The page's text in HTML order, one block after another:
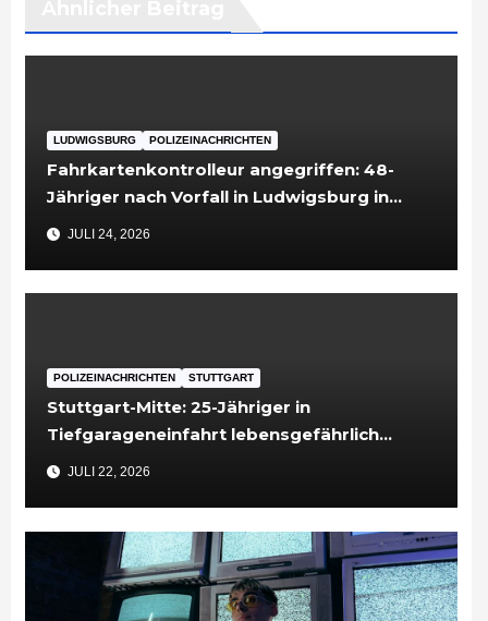
LUDWIGSBURG POLIZEINACHRICHTEN
Fahrkartenkontrolleur angegriffen: 48-
Jähriger nach Vorfall in Ludwigsburg in
Untersuchungshaft
JULI 24, 2026
POLIZEINACHRICHTEN STUTTGART
Stuttgart-Mitte: 25-Jähriger in
Tiefgarageneinfahrt lebensgefährlich
verletzt
JULI 22, 2026